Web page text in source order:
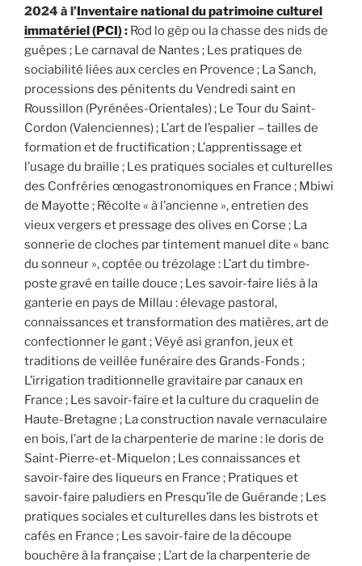
2024 à l’Inventaire national du patrimoine culturel
immatériel (PCI): Rod lo gèp ou la chasse des nids de
guêpes ; Le carnaval de Nantes ; Les pratiques de
sociabilité liées aux cercles en Provence ; La Sanch,
processions des pénitents du Vendredi saint en
Roussillon (Pyrénées-Orientales) ; Le Tour du Saint-
Cordon (Valenciennes) ; L’art de l’espalier – tailles de
formation et de fructification ; L’apprentissage et
l’usage du braille ; Les pratiques sociales et culturelles
des Confréries œnogastronomiques en France ; Mbiwi
de Mayotte ; Récolte « à l’ancienne », entretien des
vieux vergers et pressage des olives en Corse ; La
sonnerie de cloches par tintement manuel dite « banc
du sonneur », coptée ou trézolage : L’art du timbre-
poste gravé en taille douce ; Les savoir-faire liés à la
ganterie en pays de Millau : élevage pastoral,
connaissances et transformation des matières, art de
confectionner le gant ; Véyé asi granfon, jeux et
traditions de veillée funéraire des Grands-Fonds ;
L’irrigation traditionnelle gravitaire par canaux en
France ; Les savoir-faire et la culture du craquelin de
Haute-Bretagne ; La construction navale vernaculaire
en bois, l’art de la charpenterie de marine : le doris de
Saint-Pierre-et-Miquelon ; Les connaissances et
savoir-faire des liqueurs en France ; Pratiques et
savoir-faire paludiers en Presqu’île de Guérande ; Les
pratiques sociales et culturelles dans les bistrots et
cafés en France ; Les savoir-faire de la découpe
bouchère à la française ; L’art de la charpenterie de